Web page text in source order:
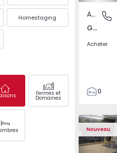
Homestaging
Fermes et
Domaines
Gandra,
Appartement
Gandra, Porto
Acheter
0
3
Nouveau
Appartement T2